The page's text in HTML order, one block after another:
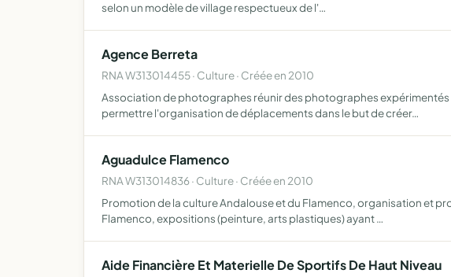
selon un modèle de village respectueux de l'…
Agence Berreta
RNA W313014455 · Culture · Créée en 2010
Association de photographes réunir des photographes
permettre l'organisation de déplacements dans le but de créer…
Aguadulce Flamenco
RNA W313014836 · Culture · Créée en 2010
Promotion de la culture Andalouse et du Flamenco, organisation et
Flamenco, expositions (peinture, arts plastiques) ayant …
Aide Financière Et Materielle De Sportifs De Haut Niveau